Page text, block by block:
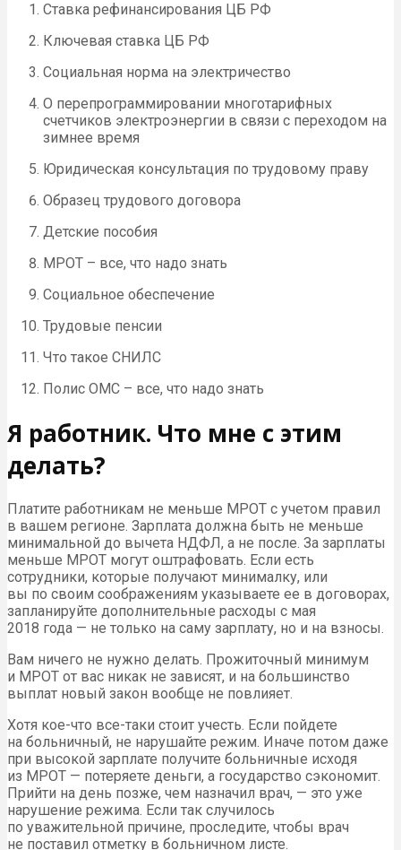
Ставка рефинансирования ЦБ РФ
Ключевая ставка ЦБ РФ
Социальная норма на электричество
О перепрограммировании многотарифных
счетчиков электроэнергии в связи с переходом на
зимнее время
Юридическая консультация по трудовому праву
Образец трудового договора
Детские пособия
МРОТ – все, что надо знать
Социальное обеспечение
Трудовые пенсии
Что такое СНИЛС
Полис ОМС – все, что надо знать
Я работник. Что мне с этим
делать?
Платите работникам не меньше МРОТ с учетом правил
в вашем регионе. Зарплата должна быть не меньше
минимальной до вычета НДФЛ, а не после. За зарплаты
меньше МРОТ могут оштрафовать. Если есть
сотрудники, которые получают минималку, или
вы по своим соображениям указываете ее в договорах,
запланируйте дополнительные расходы с мая
2018 года — не только на саму зарплату, но и на взносы.
Вам ничего не нужно делать. Прожиточный минимум
и МРОТ от вас никак не зависят, и на большинство
выплат новый закон вообще не повлияет.
Хотя кое-что все-таки стоит учесть. Если пойдете
на больничный, не нарушайте режим. Иначе потом даже
при высокой зарплате получите больничные исходя
из МРОТ — потеряете деньги, а государство сэкономит.
Прийти на день позже, чем назначил врач, — это уже
нарушение режима. Если так случилось
по уважительной причине, проследите, чтобы врач
не поставил отметку в больничном листе.